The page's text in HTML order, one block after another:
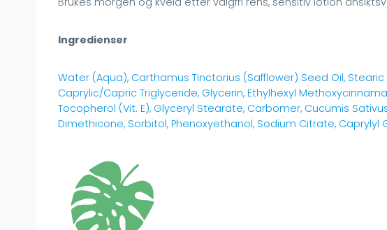
Ingredienser
Water (Aqua), Carthamus Tinctorius (Safflower) Seed Oil,
Caprylic/Capric Triglyceride, Glycerin, Ethylhexyl
Tocopherol (Vit. E), Glyceryl Stearate, Carbomer, Cucumis
Dimethicone, Sorbitol, Phenoxyethanol, Sodium Citrate,